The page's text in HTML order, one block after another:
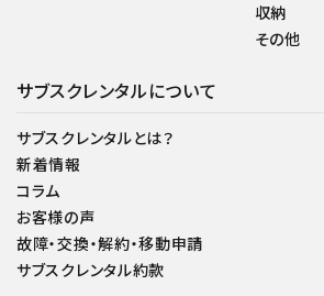
収納
その他
サブスクレンタルについて
サブスクレンタルとは？
新着情報
コラム
お客様の声
故障・交換・解約・移動申請
サブスクレンタル約款